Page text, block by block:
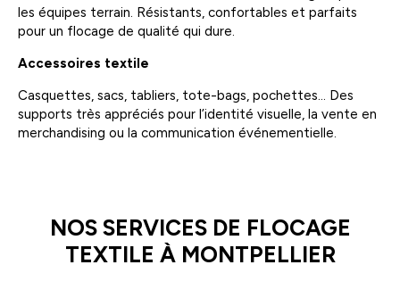
les équipes terrain. Résistants, confortables et parfaits
pour un flocage de qualité qui dure.
Accessoires textile
Casquettes, sacs, tabliers, tote-bags, pochettes… Des
supports très appréciés pour l’identité visuelle, la vente en
merchandising ou la communication événementielle.
NOS SERVICES DE FLOCAGE
TEXTILE À MONTPELLIER